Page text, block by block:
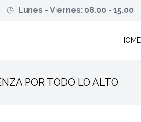
Lunes - Viernes: 08.00 - 15.00
HOME
POR TODO LO ALTO